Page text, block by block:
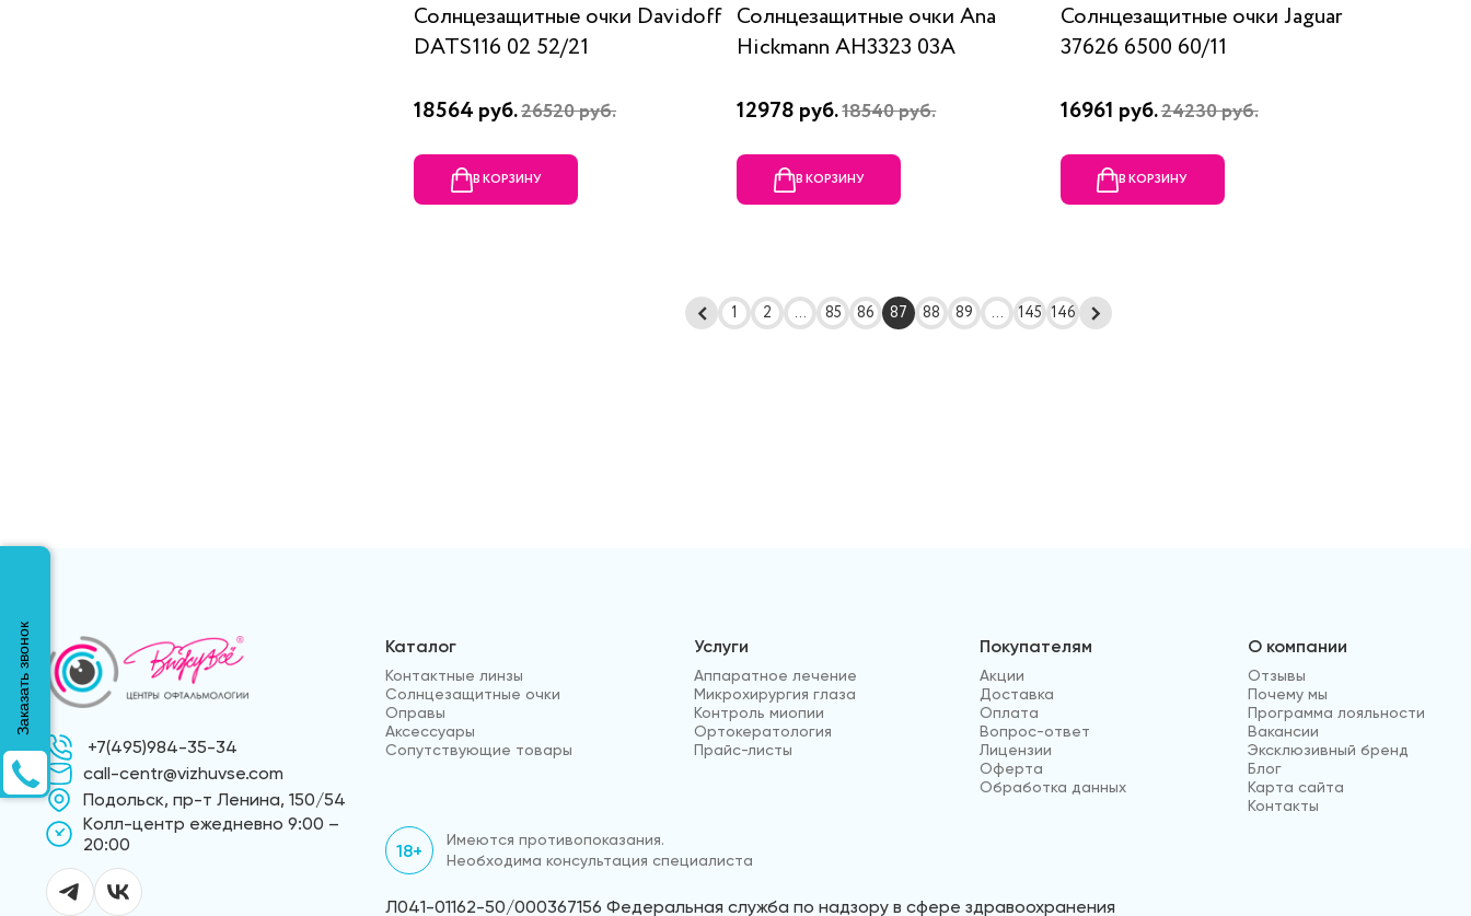
Солнцезащитные очки Davidoff
DATS116 02 52/21
18564 руб.26520 руб.
В КОРЗИНУ
Солнцезащитные очки Ana
Hickmann AH3323 03A
12978 руб.18540 руб.
В КОРЗИНУ
Солнцезащитные очки Jaguar
37626 6500 60/11
16961 руб.24230 руб.
В КОРЗИНУ
1 2 ... 85 86 87 88 89 ... 145 146
+7(495)984-35-34
call-centr@vizhuvse.com
Подольск, пр-т Ленина, 150/54
Kолл-центр ежедневно 9:00 –
20:00
Каталог
Контактные линзы
Солнцезащитные очки
Оправы
Аксессуары
Сопутствующие товары
Услуги
Аппаратное лечение
Микрохирургия глаза
Контроль миопии
Ортокератология
Прайс-листы
Покупателям
Акции
Доставка
Оплата
Вопрос-ответ
Лицензии
Оферта
Обработка данных
О компании
Отзывы
Почему мы
Программа лояльности
Вакансии
Эксклюзивный бренд
Блог
Карта сайта
Контакты
18+
Имеются противопоказания.
Необходима консультация специалиста
Л041-01162-50/000367156 Федеральная служба по надзору в сфере здравоохранения
Заказать звонок